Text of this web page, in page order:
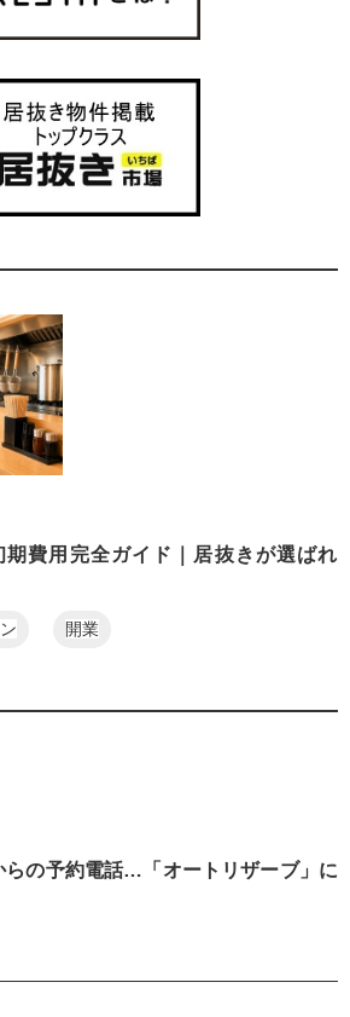
期費用完全ガイド｜居抜きが選ばれ
開業
らの予約電話…「オートリザーブ」に